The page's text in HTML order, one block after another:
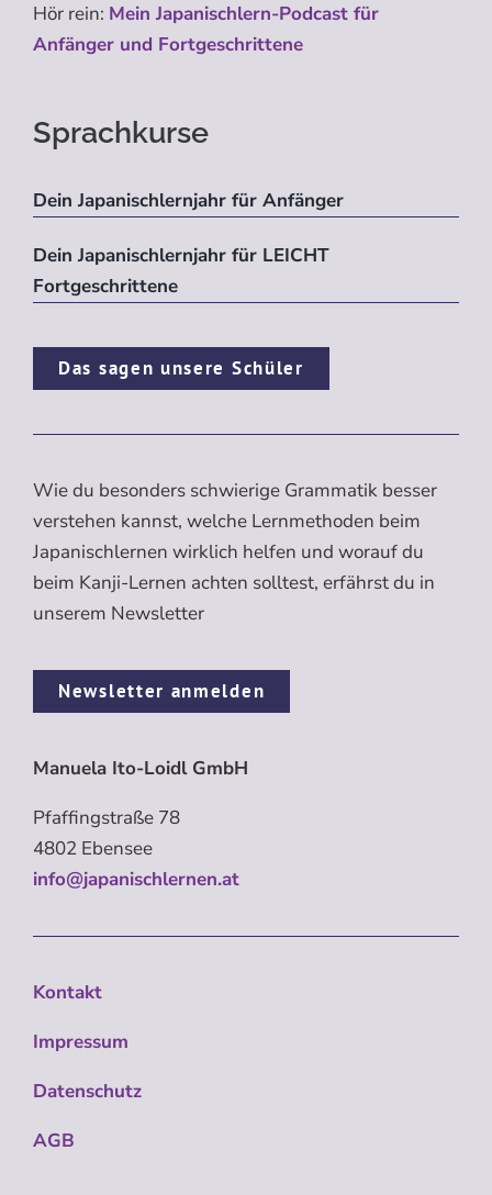
Hör rein: Mein Japanischlern-Podcast für
Anfänger und Fortgeschrittene
Sprachkurse
Dein Japanischlernjahr für Anfänger
Dein Japanischlernjahr für LEICHT
Fortgeschrittene
Das sagen unsere Schüler
Wie du besonders schwierige Grammatik besser
verstehen kannst, welche Lernmethoden beim
Japanischlernen wirklich helfen und worauf du
beim Kanji-Lernen achten solltest, erfährst du in
unserem Newsletter
Newsletter anmelden
Manuela Ito-Loidl GmbH
Pfaffingstraße 78
4802 Ebensee
info@japanischlernen.at
Kontakt
Impressum
Datenschutz
AGB